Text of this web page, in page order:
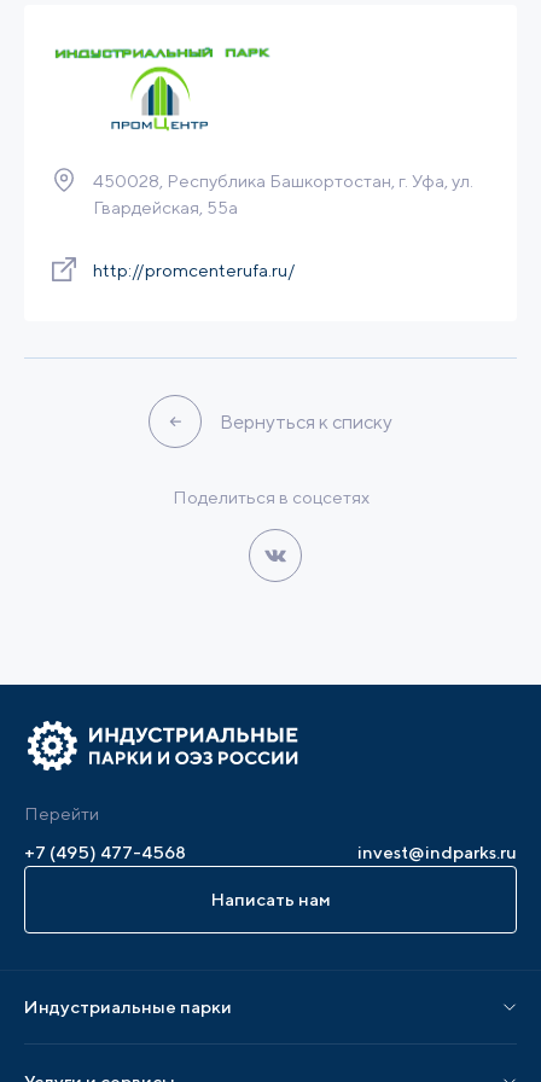
Связаться
450028, Республика Башкортостан, г. Уфа, ул.
Гвардейская, 55а
http://promcenterufa.ru/
Вернуться к списку
Поделиться в соцсетях
Перейти
+7 (495) 477-4568
invest@indparks.ru
Написать нам
Индустриальные парки